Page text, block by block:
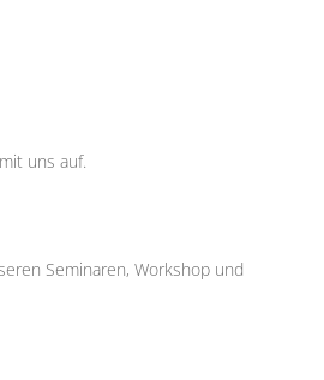
mit uns auf.
Seminaren, Workshop und